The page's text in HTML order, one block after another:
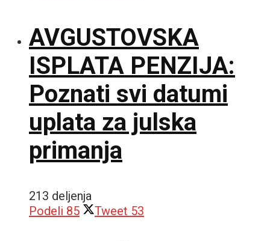
AVGUSTOVSKA
ISPLATA PENZIJA:
Poznati svi datumi
uplata za julska
primanja
213 deljenja
Podeli 85 Tweet 53